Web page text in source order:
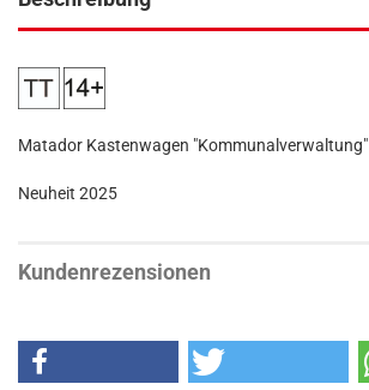
Matador Kastenwagen "Kommunalverwaltung"
Neuheit 2025
Kundenrezensionen